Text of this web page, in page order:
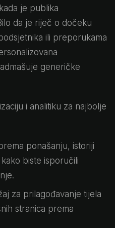
je publika
da je riječ o dočeku
ili preporukama
generičke
i analitiku za najbolje
ponašanju, istoriji
biste isporučili
za prilagođavanje tijela
stranica prema